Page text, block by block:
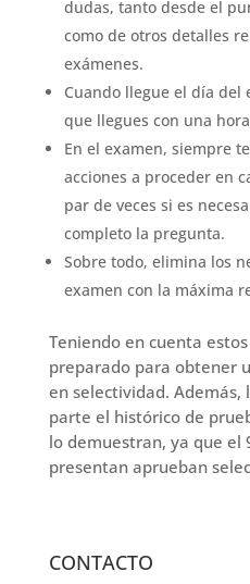
dudas, tanto desde el
como de otros detalles
exámenes.
Cuando llegue el día del
que llegues con una
En el examen, siempre
acciones a proceder en
par de veces si es
completo la pregunta.
Sobre todo, elimina los
examen con la máxima
Teniendo en cuenta
preparado para obtener
en selectividad. Además,
parte el histórico de
lo demuestran, ya que el
presentan aprueban
CONTACTO